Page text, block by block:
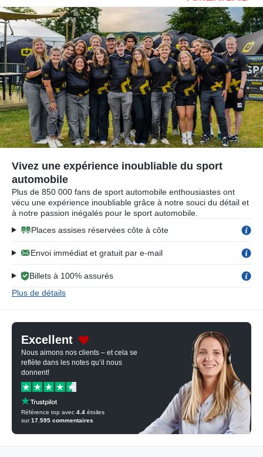
Vivez une expérience inoubliable du sport
automobile
Plus de 850 000 fans de sport automobile enthousiastes ont
vécu une expérience inoubliable grâce à notre souci du détail et
à notre passion inégalés pour le sport automobile.
Places assises réservées côte à côte
Envoi immédiat et gratuit par e-mail
Billets à 100% assurés
Plus de détails
Excellent
Nous aimons nos clients – et cela se
reflète dans les notes qu’il nous
donnent!
Référence top avec 4.4 étoiles
sur17.595 commentaires